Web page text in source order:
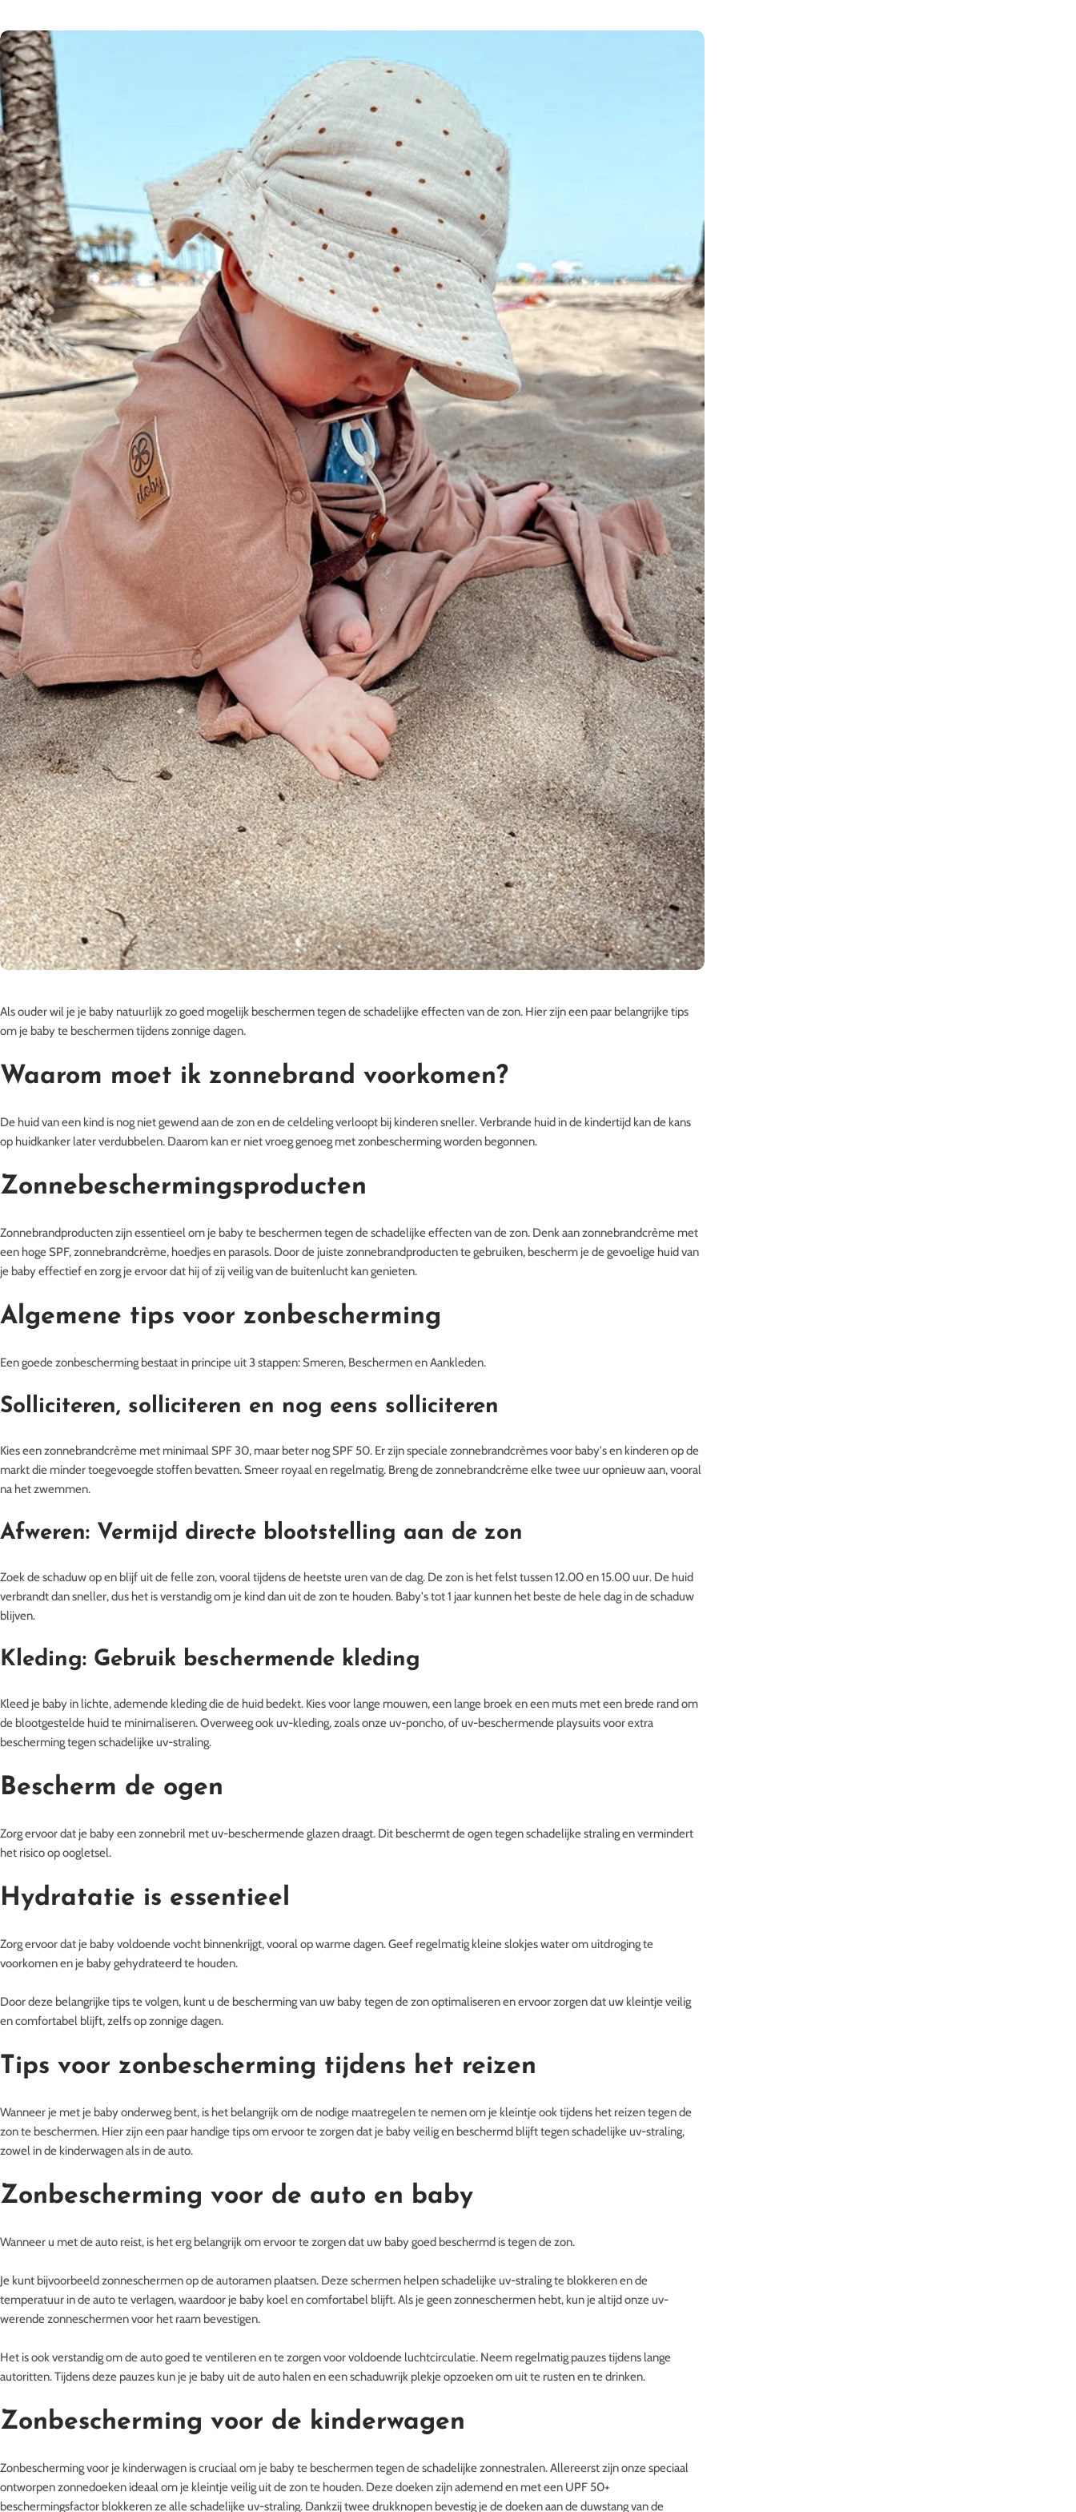
Als ouder wil je je baby natuurlijk zo goed mogelijk beschermen tegen de schadelijke effecten van de zon. Hier zijn een paar belangrijke tips
om je baby te beschermen tijdens zonnige dagen.
Waarom moet ik zonnebrand voorkomen?
De huid van een kind is nog niet gewend aan de zon en de celdeling verloopt bij kinderen sneller. Verbrande huid in de kindertijd kan de kans
op huidkanker later verdubbelen. Daarom kan er niet vroeg genoeg met zonbescherming worden begonnen.
Zonnebeschermingsproducten
Zonnebrandproducten zijn essentieel om je baby te beschermen tegen de schadelijke effecten van de zon. Denk aan zonnebrandcrème met
een hoge SPF, zonnebrandcrème, hoedjes en parasols. Door de juiste zonnebrandproducten te gebruiken, bescherm je de gevoelige huid van
je baby effectief en zorg je ervoor dat hij of zij veilig van de buitenlucht kan genieten.
Algemene tips voor zonbescherming
Een goede zonbescherming bestaat in principe uit 3 stappen: Smeren, Beschermen en Aankleden.
Solliciteren, solliciteren en nog eens solliciteren
Kies een zonnebrandcrème met minimaal SPF 30, maar beter nog SPF 50. Er zijn speciale zonnebrandcrèmes voor baby's en kinderen op de
markt die minder toegevoegde stoffen bevatten. Smeer royaal en regelmatig. Breng de zonnebrandcrème elke twee uur opnieuw aan, vooral
na het zwemmen.
Afweren: Vermijd directe blootstelling aan de zon
Zoek de schaduw op en blijf uit de felle zon, vooral tijdens de heetste uren van de dag. De zon is het felst tussen 12.00 en 15.00 uur. De huid
verbrandt dan sneller, dus het is verstandig om je kind dan uit de zon te houden. Baby's tot 1 jaar kunnen het beste de hele dag in de schaduw
blijven.
Kleding: Gebruik beschermende kleding
Kleed je baby in lichte, ademende kleding die de huid bedekt. Kies voor lange mouwen, een lange broek en een muts met een brede rand om
de blootgestelde huid te minimaliseren. Overweeg ook uv-kleding, zoals onze uv-poncho, of uv-beschermende playsuits voor extra
bescherming tegen schadelijke uv-straling.
Bescherm de ogen
Zorg ervoor dat je baby een zonnebril met uv-beschermende glazen draagt. Dit beschermt de ogen tegen schadelijke straling en vermindert
het risico op oogletsel.
Hydratatie is essentieel
Zorg ervoor dat je baby voldoende vocht binnenkrijgt, vooral op warme dagen. Geef regelmatig kleine slokjes water om uitdroging te
voorkomen en je baby gehydrateerd te houden.
Door deze belangrijke tips te volgen, kunt u de bescherming van uw baby tegen de zon optimaliseren en ervoor zorgen dat uw kleintje veilig
en comfortabel blijft, zelfs op zonnige dagen.
Tips voor zonbescherming tijdens het reizen
Wanneer je met je baby onderweg bent, is het belangrijk om de nodige maatregelen te nemen om je kleintje ook tijdens het reizen tegen de
zon te beschermen. Hier zijn een paar handige tips om ervoor te zorgen dat je baby veilig en beschermd blijft tegen schadelijke uv-straling,
zowel in de kinderwagen als in de auto.
Zonbescherming voor de auto en baby
Wanneer u met de auto reist, is het erg belangrijk om ervoor te zorgen dat uw baby goed beschermd is tegen de zon.
Je kunt bijvoorbeeld zonneschermen op de autoramen plaatsen. Deze schermen helpen schadelijke uv-straling te blokkeren en de
temperatuur in de auto te verlagen, waardoor je baby koel en comfortabel blijft. Als je geen zonneschermen hebt, kun je altijd onze uv-
werende zonneschermen voor het raam bevestigen.
Het is ook verstandig om de auto goed te ventileren en te zorgen voor voldoende luchtcirculatie. Neem regelmatig pauzes tijdens lange
autoritten. Tijdens deze pauzes kun je je baby uit de auto halen en een schaduwrijk plekje opzoeken om uit te rusten en te drinken.
Zonbescherming voor de kinderwagen
Zonbescherming voor je kinderwagen is cruciaal om je baby te beschermen tegen de schadelijke zonnestralen. Allereerst zijn onze speciaal
ontworpen zonnedoeken ideaal om je kleintje veilig uit de zon te houden. Deze doeken zijn ademend en met een UPF 50+
beschermingsfactor blokkeren ze alle schadelijke uv-straling. Dankzij twee drukknopen bevestig je de doeken aan de duwstang van de